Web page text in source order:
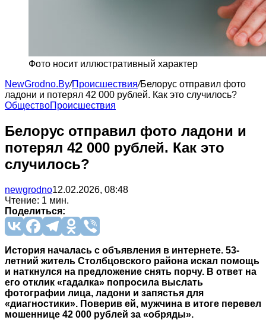
Фото носит иллюстративный характер
NewGrodno.By/Происшествия/Белорус отправил фото
ладони и потерял 42 000 рублей. Как это случилось?
ОбществоПроисшествия
Белорус отправил фото ладони и
потерял 42 000 рублей. Как это
случилось?
newgrodno12.02.2026, 08:48
Чтение: 1 мин.
Поделиться:
История началась с объявления в интернете. 53-
летний житель Столбцовского района искал помощь
и наткнулся на предложение снять порчу. В ответ на
его отклик «гадалка» попросила выслать
фотографии лица, ладони и запястья для
«диагностики». Поверив ей, мужчина в итоге перевел
мошеннице 42 000 рублей за «обряды».